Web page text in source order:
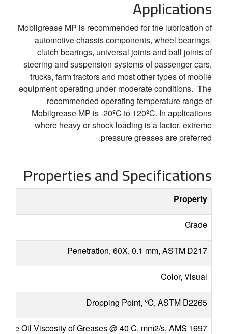
Applications
Mobilgrease MP is recommended for the lubrication of
automotive chassis components, wheel bearings,
clutch bearings, universal joints and ball joints of
steering and suspension systems of passenger cars,
trucks, farm tractors and most other types of mobile
equipment operating under moderate conditions. The
recommended operating temperature range of
Mobilgrease MP is -20ºC to 120ºC. In applications
where heavy or shock loading is a factor, extreme
pressure greases are preferred.
Properties and Specifications
Property
Grade
Penetration, 60X, 0.1 mm, ASTM D217
Color, Visual
Dropping Point, °C, ASTM D2265
Base Oil Viscosity of Greases @ 40 C, mm2/s, AMS 1697